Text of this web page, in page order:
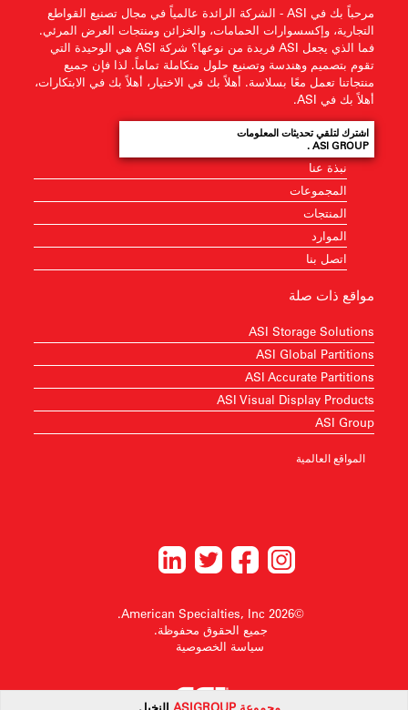
مجموعة GROUP النخيل
مرحباً بك في ASI - الشركة الرائدة عالمياً في مجال تصنيع القواطع
التجارية، وإكسسوارات الحمامات، والخزائن ومنتجات العرض المرئي.
فما الذي يجعل ASI فريدة من نوعها؟ شركة ASI هي الوحيدة التي
تقوم بتصميم وهندسة وتصنيع حلول متكاملة تماماً. لذا فإن جميع
منتجاتنا تعمل معًا بسلاسة. أهلاً بك في الاختيار، أهلاً بك في الابتكارات،
أهلاً بك في ASI.
اشترك لتلقي تحديثات المعلومات
ASI GROUP .
نبذة عنا
المجموعات
المنتجات
الموارد
اتصل بنا
مواقع ذات صلة
ASI Storage Solutions
ASI Global Partitions
ASI Accurate Partitions
ASI Visual Display Products
ASI Group
المواقع العالمية
©2026 American Specialties, Inc.
جميع الحقوق محفوظة.
سياسة الخصوصية